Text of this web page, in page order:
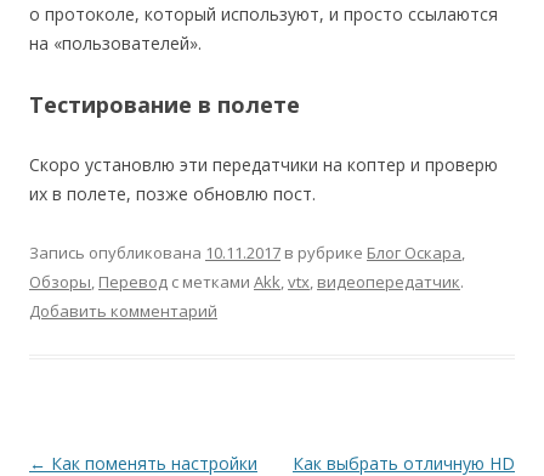
о протоколе, который используют, и просто ссылаются
на «пользователей».
Тестирование в полете
Скоро установлю эти передатчики на коптер и проверю
их в полете, позже обновлю пост.
Запись опубликована 10.11.2017 в рубрике Блог Оскара,
Обзоры, Перевод с метками Akk,vtx, видеопередатчик.
Добавить комментарий
Навигация
← Как поменять настройки
Как выбрать отличную HD